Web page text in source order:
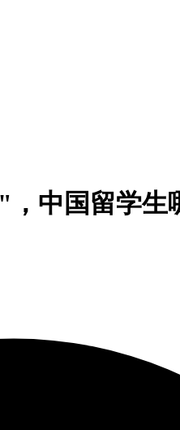
中国留学生